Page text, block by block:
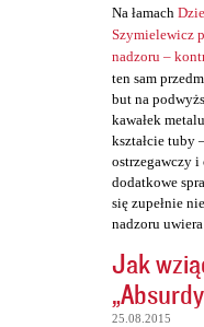
Na łamach
Szymielewicz
nadzoru –
ten sam
but na
kawałek
kształcie tuby
ostrzegawczy i
dodatkowe
się zupełnie
nadzoru
Jak
25.08.2015